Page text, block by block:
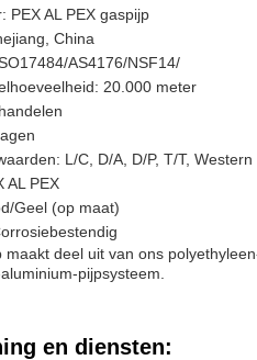
PEX AL PEX gaspijp
China
AS4176/NSF14/
20.000 meter
L/C, D/A, D/P, T/T,
AL PEX
Geel (op maat)
maakt deel uit van ons
pijpsysteem.
en diensten: